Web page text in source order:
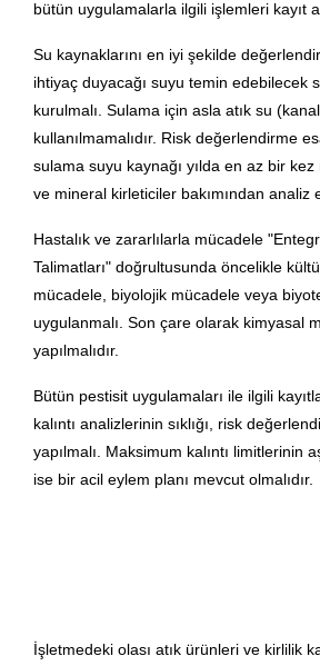
bütün uygulamalarla ilgili işlemleri kayıt
Su kaynaklarını en iyi şekilde
ihtiyaç duyacağı suyu temin edebilecek
kurulmalı. Sulama için asla atık su
kullanılmamalıdır. Risk değerlendirme
sulama suyu kaynağı yılda en az bir
ve mineral kirleticiler bakımından analiz
Hastalık ve zararlılarla mücadele
Talimatları" doğrultusunda öncelikle
mücadele, biyolojik mücadele veya
uygulanmalı. Son çare olarak kimyasal
yapılmalıdır.
Bütün pestisit uygulamaları ile ilgili
kalıntı analizlerinin sıklığı, risk
yapılmalı. Maksimum kalıntı limitlerinin
ise bir acil eylem planı mevcut olmalıdır.
İşletmedeki olası atık ürünleri ve kirlilik